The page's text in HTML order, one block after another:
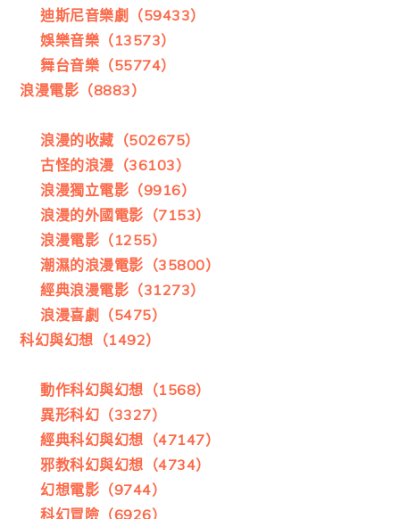
迪斯尼音樂劇（59433）
娛樂音樂（13573）
舞台音樂（55774）
浪漫電影（8883）
浪漫的收藏（502675）
古怪的浪漫（36103）
浪漫獨立電影（9916）
浪漫的外國電影（7153）
浪漫電影（1255）
潮濕的浪漫電影（35800）
經典浪漫電影（31273）
浪漫喜劇（5475）
科幻與幻想（1492）
動作科幻與幻想（1568）
異形科幻（3327）
經典科幻與幻想（47147）
邪教科幻與幻想（4734）
幻想電影（9744）
科幻冒險（6926）